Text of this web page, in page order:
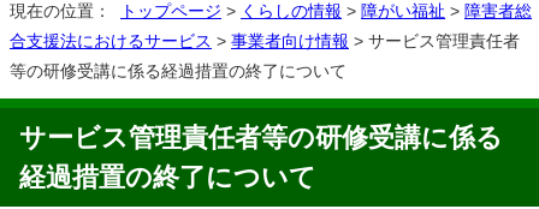
現在の位置： トップページ > くらしの情報 > 障がい福祉 > 障害者総
合支援法におけるサービス > 事業者向け情報 > サービス管理責任者
等の研修受講に係る経過措置の終了について
サービス管理責任者等の研修受講に係る
経過措置の終了について